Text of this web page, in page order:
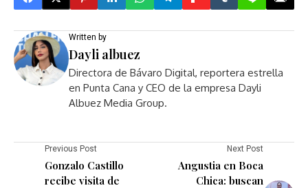
Written by
Dayli albuez
Directora de Bávaro Digital, reportera estrella
en Punta Cana y CEO de la empresa Dayli
Albuez Media Group.
Previous Post
Gonzalo Castillo
recibe visita de
Next Post
Angustia en Boca
Chica: buscan